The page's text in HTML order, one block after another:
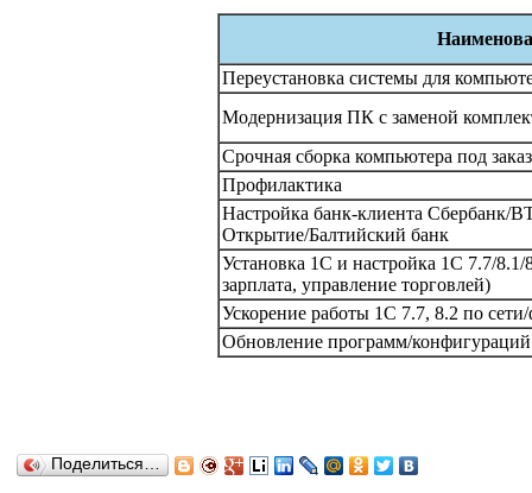
Переустановка системы для
Модернизация ПК с заменой
Срочная сборка компьютера под
Профилактика
Настройка банк-клиента Сбербанк/
Открытие/Балтийский банк
Установка 1С и настройка 1С 7.7/8.1/
зарплата, управление торговлей)
Ускорение работы 1С 7.7, 8.2 по
Обновление программ/
Поделиться…